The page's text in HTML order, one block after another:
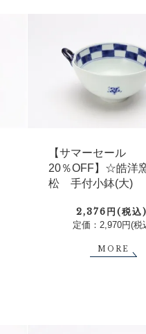
【サマーセール
20％OFF】☆皓洋
松 手付小鉢(大)
2,376円(税込)
定価：2,970円(税
MORE